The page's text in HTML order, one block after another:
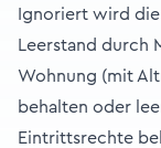
Ignoriert wird
Leerstand durch
Wohnung (mit
behalten oder
Eintrittsrechte